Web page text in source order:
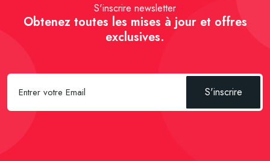
S'inscrire newsletter
Obtenez toutes les mises à jour et offres
exclusives.
S'inscrire